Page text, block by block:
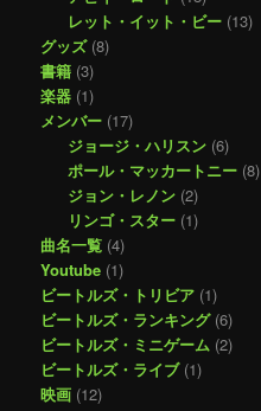
レット・イット・ビー(13)
グッズ(8)
書籍 (3)
楽器 (1)
メンバー (17)
ジョージ・ハリスン(6)
ポール・マッカートニー(8)
ジョン・レノン(2)
リンゴ・スター(1)
曲名一覧 (4)
Youtube (1)
ビートルズ・トリビア (1)
ビートルズ・ランキング(6)
ビートルズ・ミニゲーム (2)
ビートルズ・ライブ(1)
映画 (12)